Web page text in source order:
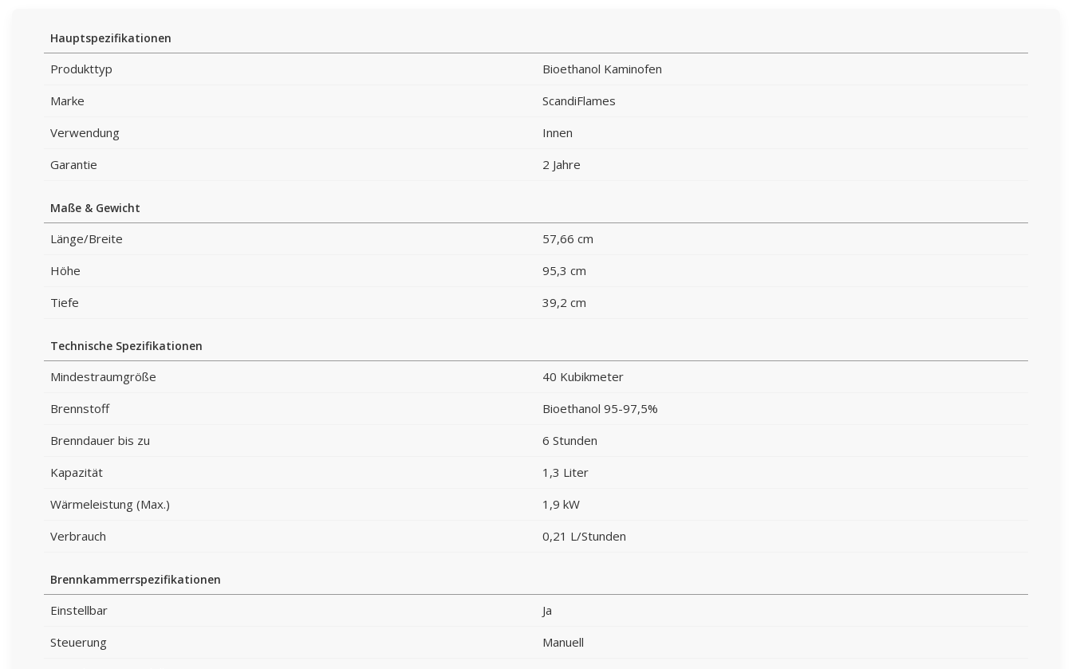
Hauptspezifikationen
Produkttyp
Bioethanol Kaminofen
Marke
ScandiFlames
Verwendung
Innen
Garantie
2 Jahre
Maße & Gewicht
Länge/Breite
57,66 cm
Höhe
95,3 cm
Tiefe
39,2 cm
Technische Spezifikationen
Mindestraumgröße
40 Kubikmeter
Brennstoff
Bioethanol 95-97,5%
Brenndauer bis zu
6 Stunden
Kapazität
1,3 Liter
Wärmeleistung (Max.)
1,9 kW
Verbrauch
0,21 L/Stunden
Brennkammerrspezifikationen
Einstellbar
Ja
Steuerung
Manuell